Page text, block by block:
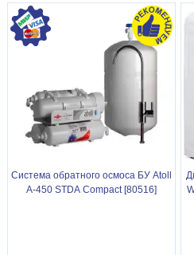
Система обратного осмоса БУ Atoll
A-450 STDА Compact [80516]